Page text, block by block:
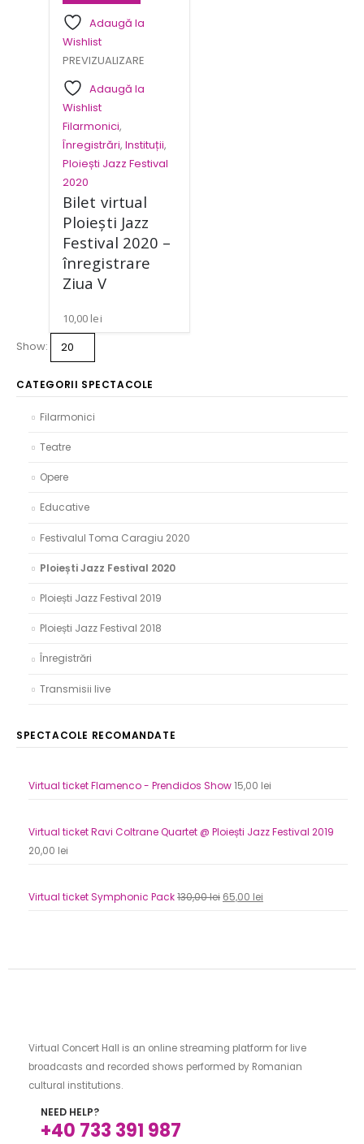
Adaugă la
Wishlist
PREVIZUALIZARE
Adaugă la
Wishlist
Filarmonici,
Înregistrări, Instituții,
Ploiești Jazz Festival
2020
Bilet virtual
Ploiești Jazz
Festival 2020 –
înregistrare
Ziua V
10,00 lei
Show:
CATEGORII SPECTACOLE
Filarmonici
Teatre
Opere
Educative
Festivalul Toma Caragiu 2020
Ploiești Jazz Festival 2020
Ploiești Jazz Festival 2019
Ploiești Jazz Festival 2018
Înregistrări
Transmisii live
SPECTACOLE RECOMANDATE
Virtual ticket Flamenco - Prendidos Show15,00 lei
Virtual ticket Ravi Coltrane Quartet @ Ploiești Jazz Festival 2019
20,00 lei
Virtual ticket Symphonic Pack130,00lei Original
65,00 lei
Virtual Concert Hall is an online streaming platform for live
broadcasts and recorded shows performed by Romanian
cultural institutions.
NEED HELP?
+40 733 391 987